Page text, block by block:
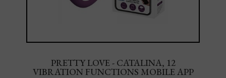
PRETTY LOVE - CATALINA, 12
VIBRATION FUNCTIONS MOBILE APP